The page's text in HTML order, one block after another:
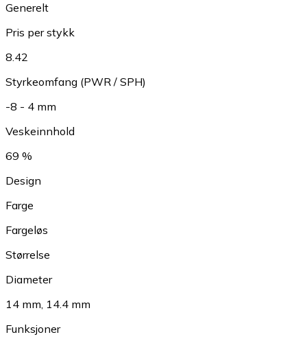
Generelt
Pris per stykk
8.42
Styrkeomfang (PWR / SPH)
-8 - 4 mm
Veskeinnhold
69 %
Design
Farge
Fargeløs
Størrelse
Diameter
14 mm, 14.4 mm
Funksjoner